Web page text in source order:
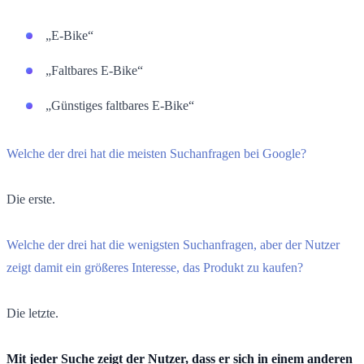
„E-Bike“
„Faltbares E-Bike“
„Günstiges faltbares E-Bike“
Welche der drei hat die meisten Suchanfragen bei Google?
Die erste.
Welche der drei hat die wenigsten Suchanfragen, aber der Nutzer
zeigt damit ein größeres Interesse, das Produkt zu kaufen?
Die letzte.
Mit jeder Suche zeigt der Nutzer, dass er sich in einem anderen